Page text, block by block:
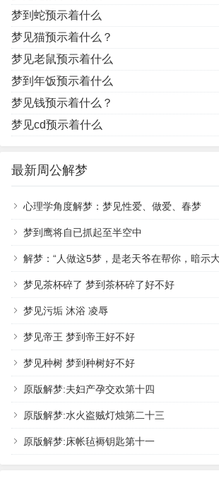
梦到蛇预示着什么
梦见猫预示着什么？
梦见老鼠预示着什么
梦到年饭预示着什么
梦见钱预示着什么？
梦见cd预示着什么
最新周公解梦
心理学角度解梦：梦见性爱、做爱、春梦
梦到鹰将自已抓起至半空中
解梦：“人做这5梦，是老天爷在帮你，暗示
梦见茶杯碎了 梦到茶杯碎了好不好
梦见污垢 沐浴 凌辱
梦见帝王 梦到帝王好不好
梦见种树 梦到种树好不好
原版解梦:夫妇产孕交欢第十四
原版解梦:水火盗贼灯烛第二十三
原版解梦:床帐毡褥钥匙第十一